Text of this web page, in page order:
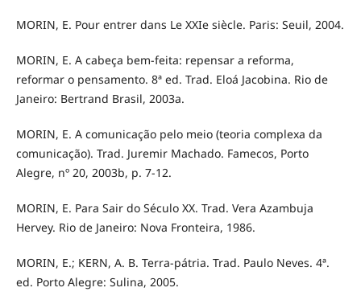
MORIN, E. Pour entrer dans Le XXIe siècle. Paris: Seuil, 2004.
MORIN, E. A cabeça bem-feita: repensar a reforma,
reformar o pensamento. 8ª ed. Trad. Eloá Jacobina. Rio de
Janeiro: Bertrand Brasil, 2003a.
MORIN, E. A comunicação pelo meio (teoria complexa da
comunicação). Trad. Juremir Machado. Famecos, Porto
Alegre, nº 20, 2003b, p. 7-12.
MORIN, E. Para Sair do Século XX. Trad. Vera Azambuja
Hervey. Rio de Janeiro: Nova Fronteira, 1986.
MORIN, E.; KERN, A. B. Terra-pátria. Trad. Paulo Neves. 4ª.
ed. Porto Alegre: Sulina, 2005.